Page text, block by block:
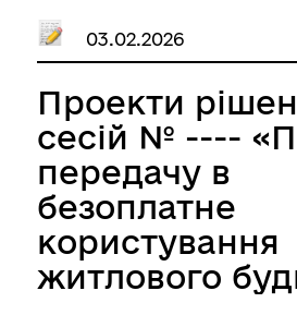
сімейному
у
територіальній
громаді на
2028 роки»
03.02.2026
Проекти
сесій № ----
передачу в
безоплатне
користування
житлового